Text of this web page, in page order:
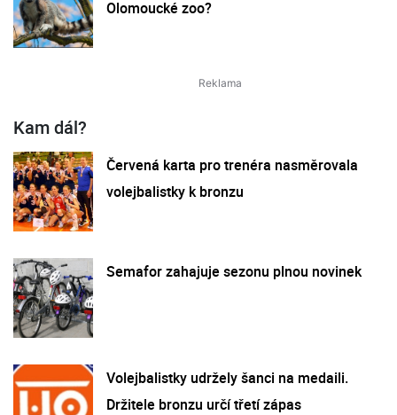
Olomoucké zoo?
Kam dál?
Červená karta pro trenéra nasměrovala
volejbalistky k bronzu
Semafor zahajuje sezonu plnou novinek
Volejbalistky udržely šanci na medaili.
Držitele bronzu určí třetí zápas